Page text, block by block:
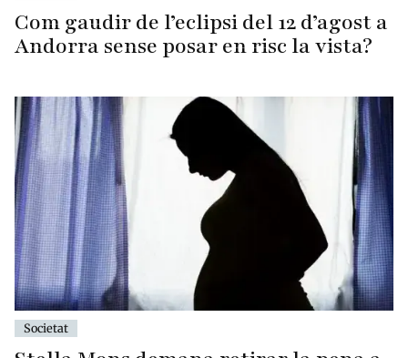
Com gaudir de l’eclipsi del 12 d’agost a
Andorra sense posar en risc la vista?
Societat